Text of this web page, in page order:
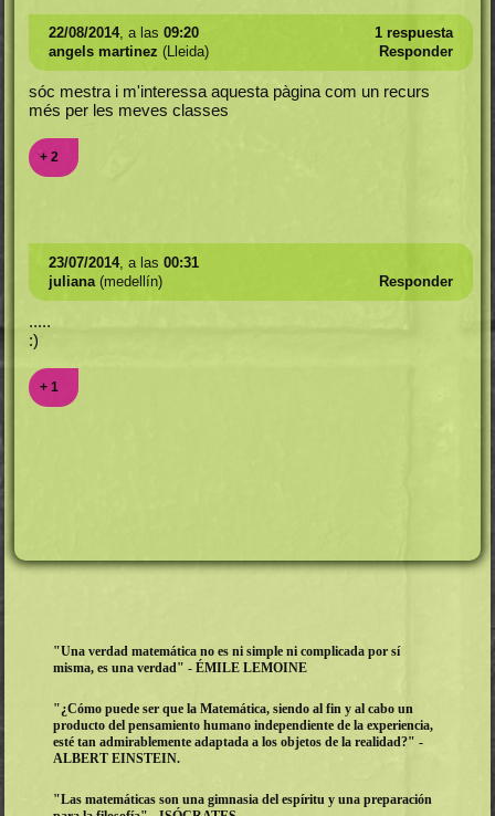
22/08/2014, a las 09:20
1 respuesta
angels martinez (Lleida) Responder
sóc mestra i m'interessa aquesta pàgina com un recurs
més per les meves classes
+ 2
23/07/2014, a las 00:31
juliana(medellín) Responder
.....
:)
+ 1
"Una verdad matemática no es ni simple ni complicada por sí
misma, es una verdad" - ÉMILE LEMOINE
"¿Cómo puede ser que la Matemática, siendo al fin y al cabo un
producto del pensamiento humano independiente de la experiencia,
esté tan admirablemente adaptada a los objetos de la realidad?" -
ALBERT EINSTEIN.
"Las matemáticas son una gimnasia del espíritu y una preparación